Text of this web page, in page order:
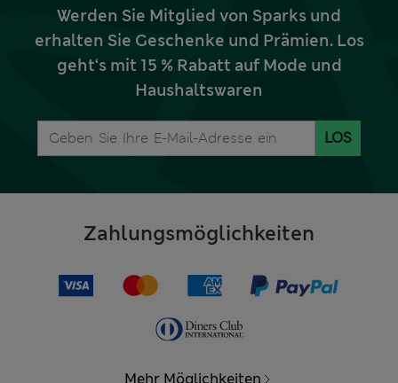
Werden Sie Mitglied von Sparks und
erhalten Sie Geschenke und Prämien. Los
geht‘s mit 15 % Rabatt auf Mode und
Haushaltswaren
LOS
Zahlungsmöglichkeiten
Mehr Möglichkeiten